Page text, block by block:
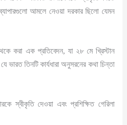
আমলে নেওয়া দরকার ছিলো যেমন
করা এক প্রতিবেদন, যা ২৮ মে খ্রিস্টান
ভারত তিনটি কার্যধারা অনুসরনের কথা চিন্তা
স্বীকৃতি দেওয়া এবং প্রশিক্ষিত গেরিলা